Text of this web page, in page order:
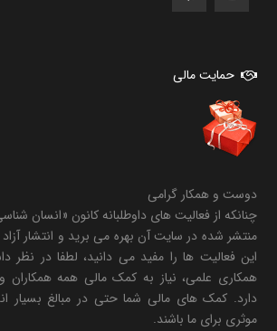
حمایت مالی
دوست و همکار گرامی
چنانکه از فعالیت های داوطلبانه کانون «انسان
منتشر شده در سایت آن بهره می برید و انتشار آزاد
این فعالیت ها را مفید می دانید، لطفا در نظر
همکاری علمی، نیاز به کمک مالی همه همکاران و
دارد. کمک های مالی شما حتی در مبالغ بسیار
موثری برای ما باشند.